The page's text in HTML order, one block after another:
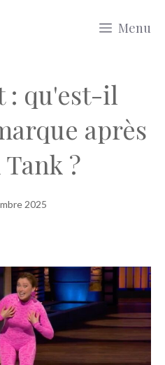
Menu
: qu'est-il
après
?
2025